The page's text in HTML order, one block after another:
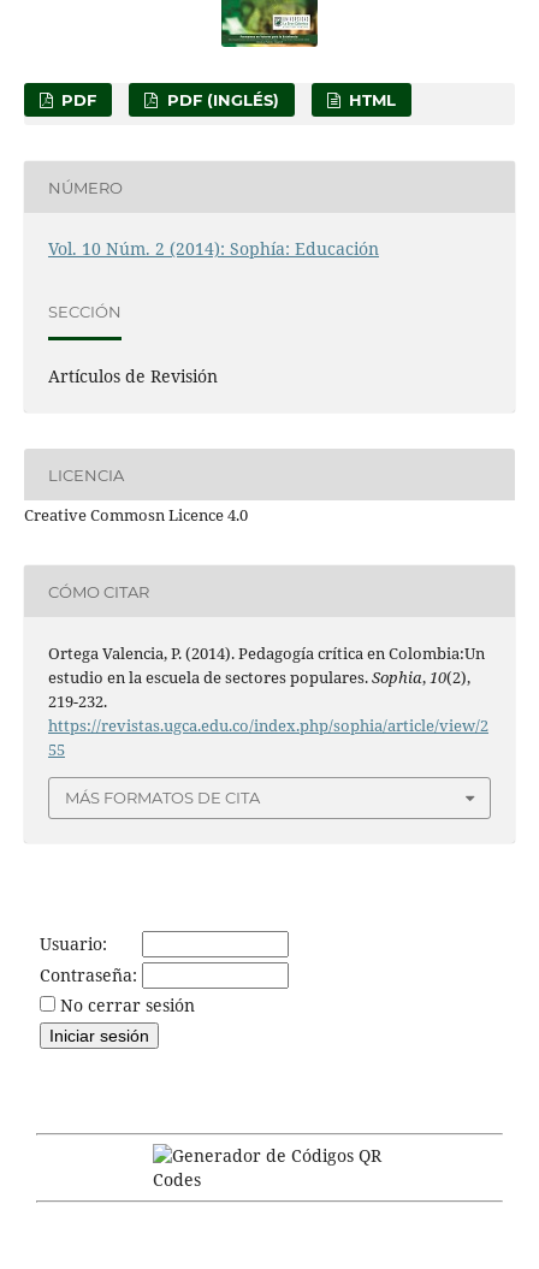
PDF PDF (INGLÉS) HTML
NÚMERO
Vol. 10 Núm. 2 (2014): Sophía: Educación
SECCIÓN
Artículos de Revisión
LICENCIA
Creative Commosn Licence 4.0
CÓMO CITAR
Ortega Valencia, P. (2014). Pedagogía crítica en Colombia:Un
estudio en la escuela de sectores populares.Sophia,10(2),
219-232.
https://revistas.ugca.edu.co/index.php/sophia/article/view/2
55
MÁS FORMATOS DE CITA
Usuario:
Contraseña:
No cerrar sesión